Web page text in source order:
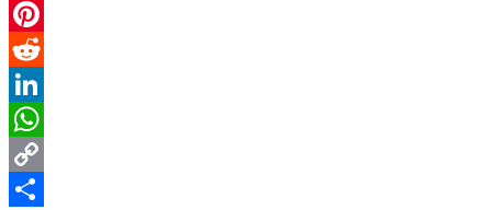
Email
Pinterest
Reddit
LinkedIn
WhatsApp
Copy